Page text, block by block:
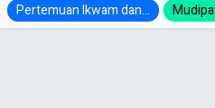
Pertemuan Ikwam dan...